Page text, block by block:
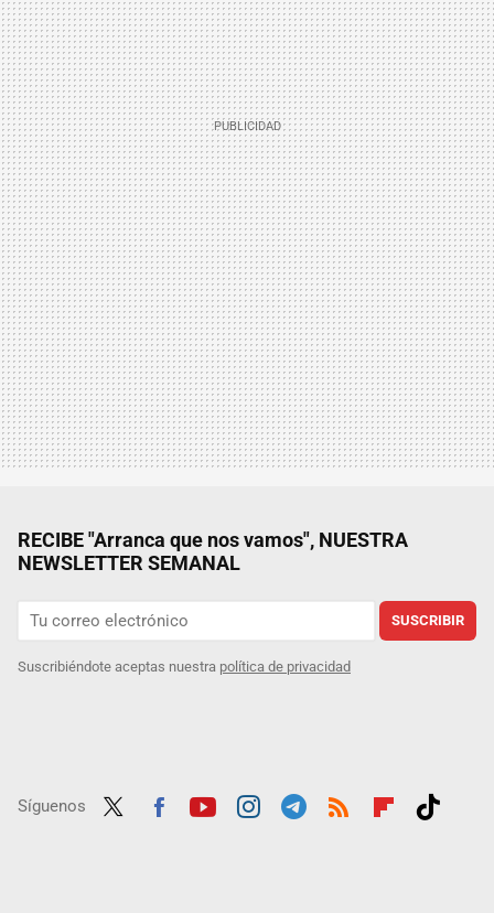
RECIBE "Arranca que nos vamos", NUESTRA
NEWSLETTER SEMANAL
SUSCRIBIR
Suscribiéndote aceptas nuestra política de privacidad
Síguenos